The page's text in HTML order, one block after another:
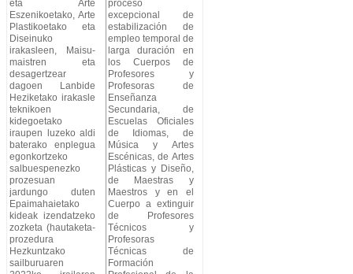
eta Arte
Eszenikoetako, Arte
Plastikoetako eta
Diseinuko
irakasleen, Maisu-
maistren eta
desagertzear
dagoen Lanbide
Heziketako irakasle
teknikoen
kidegoetako
iraupen luzeko aldi
baterako enplegua
egonkortzeko
salbuespenezko
prozesuan
jardungo duten
Epaimahaietako
kideak izendatzeko
zozketa (hautaketa-
prozedura
Hezkuntzako
sailburuaren
proceso
excepcional de
estabilización de
empleo temporal de
larga duración en
los Cuerpos de
Profesores y
Profesoras de
Enseñanza
Secundaria, de
Escuelas Oficiales
de Idiomas, de
Música y Artes
Escénicas, de Artes
Plásticas y Diseño,
de Maestras y
Maestros y en el
Cuerpo a extinguir
de Profesores
Técnicos y
Profesoras
Técnicas de
Formación